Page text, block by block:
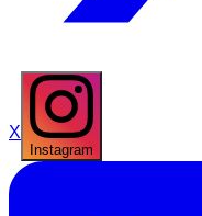
X
Instagram